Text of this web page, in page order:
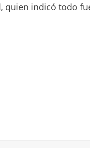
quien indicó todo